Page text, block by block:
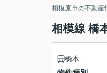
相模原市の不動産
相模線 橋
橋本